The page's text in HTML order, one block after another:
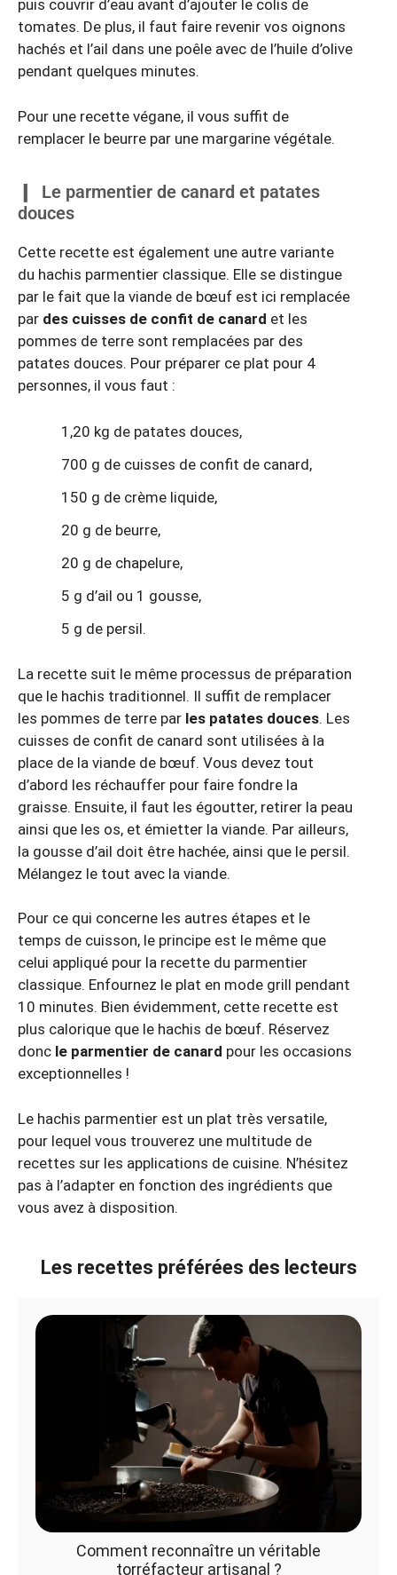
puis couvrir d’eau avant d’ajouter le colis de
tomates. De plus, il faut faire revenir vos oignons
hachés et l’ail dans une poêle avec de l’huile d’olive
pendant quelques minutes.
Pour une recette végane, il vous suffit de
remplacer le beurre par une margarine végétale.
Le parmentier de canard et patates
douces
Cette recette est également une autre variante
du hachis parmentier classique. Elle se distingue
par le fait que la viande de bœuf est ici remplacée
par des cuisses de confit de canard et les
pommes de terre sont remplacées par des
patates douces. Pour préparer ce plat pour 4
personnes, il vous faut :
1,20 kg de patates douces,
700 g de cuisses de confit de canard,
150 g de crème liquide,
20 g de beurre,
20 g de chapelure,
5 g d’ail ou 1 gousse,
5 g de persil.
La recette suit le même processus de préparation
que le hachis traditionnel. Il suffit de remplacer
les pommes de terre par les patates douces. Les
cuisses de confit de canard sont utilisées à la
place de la viande de bœuf. Vous devez tout
d’abord les réchauffer pour faire fondre la
graisse. Ensuite, il faut les égoutter, retirer la peau
ainsi que les os, et émietter la viande. Par ailleurs,
la gousse d’ail doit être hachée, ainsi que le persil.
Mélangez le tout avec la viande.
Pour ce qui concerne les autres étapes et le
temps de cuisson, le principe est le même que
celui appliqué pour la recette du parmentier
classique. Enfournez le plat en mode grill pendant
10 minutes. Bien évidemment, cette recette est
plus calorique que le hachis de bœuf. Réservez
donc le parmentier de canard pour les occasions
exceptionnelles !
Le hachis parmentier est un plat très versatile,
pour lequel vous trouverez une multitude de
recettes sur les applications de cuisine. N’hésitez
pas à l’adapter en fonction des ingrédients que
vous avez à disposition.
Les recettes préférées des lecteurs
Comment reconnaître un véritable
torréfacteur artisanal ?